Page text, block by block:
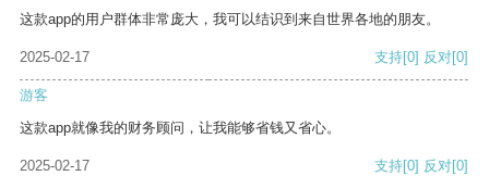
这款app的用户群体非常庞大，我可以结识到来自世界各地的朋友。
2025-02-17 支持[0] 反对[0]
游客
这款app就像我的财务顾问，让我能够省钱又省心。
2025-02-17 支持[0] 反对[0]